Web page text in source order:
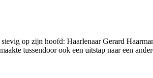
stevig op zijn hoofd: Haarlenaar Gerard
tussendoor ook een uitstap naar een